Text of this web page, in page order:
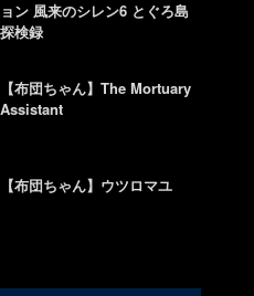
ョン 風来のシレン6 とぐろ島
探検録
Assistant